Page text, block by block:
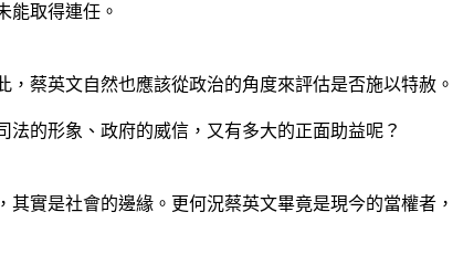
能取得連任。
蔡英文自然也應該從政治的角度來評估是否施以特赦。
的形象、政府的威信，又有多大的正面助益呢？
實是社會的邊緣。更何況蔡英文畢竟是現今的當權者，